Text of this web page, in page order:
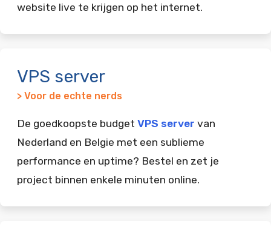
website live te krijgen op het internet.
VPS server
> Voor de echte nerds
De goedkoopste budget VPS server van
Nederland en Belgie met een sublieme
performance en uptime? Bestel en zet je
project binnen enkele minuten online.